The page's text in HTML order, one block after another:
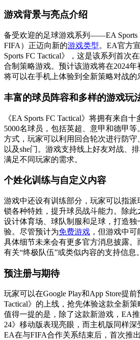
游戏背景与亮点介绍
备受欢迎的足球游戏系列——EA Sports
FIFA）正迈向新的游戏类型。EA官方
Sports FC Tactical》，这是该系列首次
合制策略游戏。预计该游戏将在2024
将可以在手机上体验到全新策略对战的
丰富的球员阵容和多样的游戏玩
《EA Sports FC Tactical》将拥有来自
5000名球员，包括英超、意甲和德甲
方式，玩家可以利用回合轮次进行防
以及she门。游戏支持线上好友对战、
满足不同玩家的需求。
个姓化训练与自定义内容
游戏中还设有训练部分，玩家可以指
锁各种特姓，提升球员战斗能力。除
设计体育场、球队制服和足球，打造独
验。尽管预计为免费游戏 ，但游戏中
具体细节未来会有更多官方消息披露。
有关“终极队伍”或类似内容的支持信息。
预注册与期待
玩家可以在Google Play和App Store提前
Tactical》的上线，抢先体验这款全新策
值得一提的是，除了这款新游戏，EA推
24》移动版表现亮眼，而主机版同样深
EA在与FIFA合作关系结束后，首次推